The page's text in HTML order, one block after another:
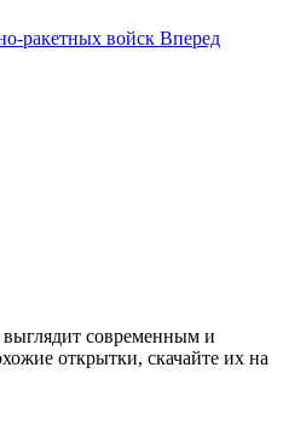
ракетных войск Вперед
современным и
открытки, скачайте их на